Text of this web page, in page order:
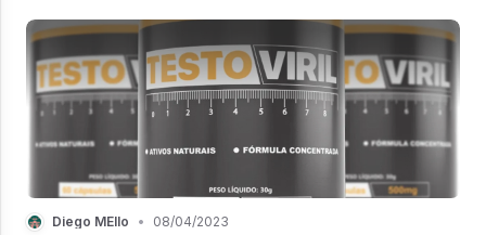
Diego MEllo • 08/04/2023